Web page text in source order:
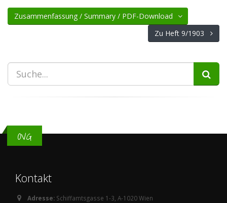
Zusammenfassung / Summary / PDF-Download
Zu Heft 9/1903
OVG
Kontakt
Adresse: Schiffamtsgasse 1-3, A-1020 Wien